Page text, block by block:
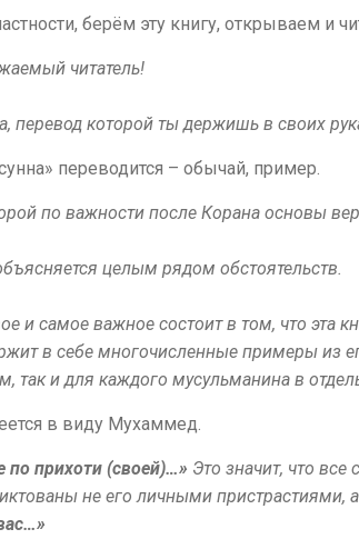
берём эту книгу, открываем и
читатель!
перевод которой ты держишь в своих
переводится – обычай, пример.
по важности после Корана основы
целым рядом обстоятельств.
и самое важное состоит в том, что эта
в себе многочисленные примеры из
так и для каждого мусульманина в
в виду Мухаммед.
по прихоти (своей)…» Это значит, что все
не его личными пристрастиями,